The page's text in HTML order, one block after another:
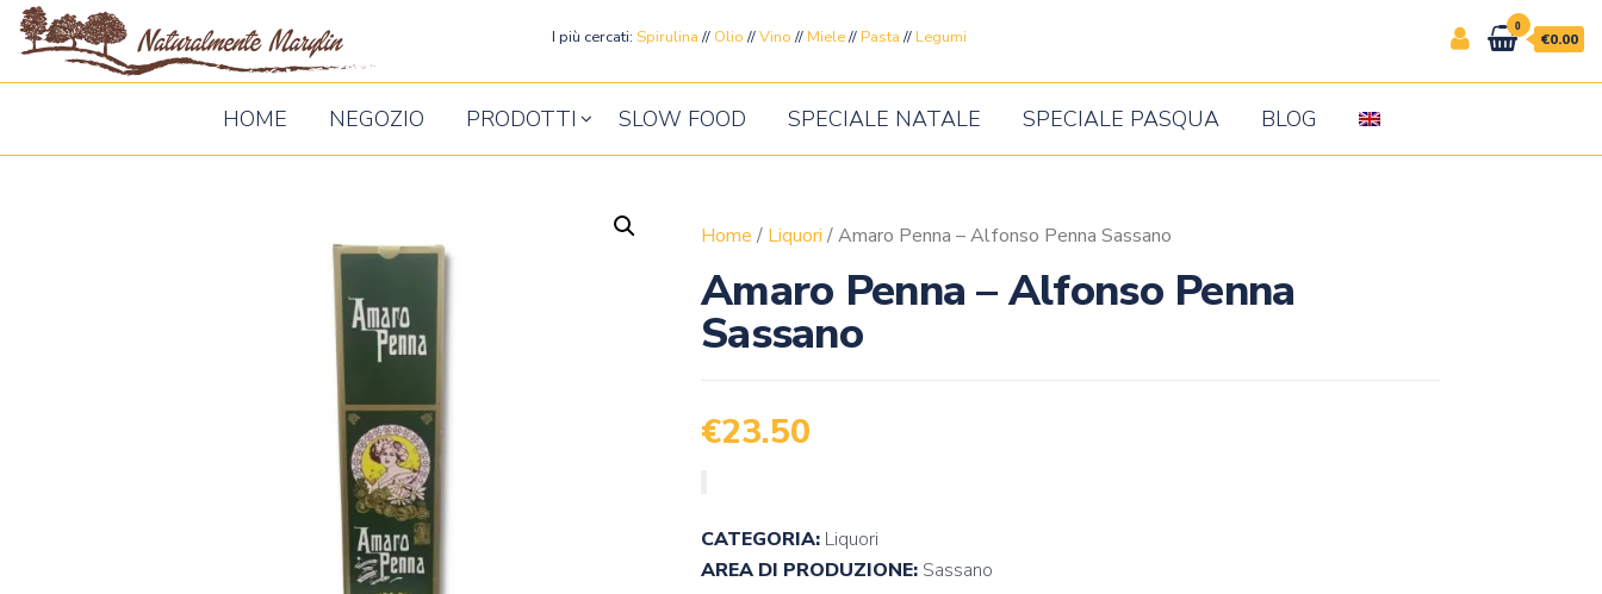
Naturalmente
I più cercati: Spirulina // Olio //Vino // Miele// Pasta // Legumi
0
€0.00
HOME NEGOZIO PRODOTTI SLOW FOOD SPECIALE NATALE SPECIALE PASQUA BLOG
Home / Liquori / Amaro Penna – Alfonso Penna Sassano
Amaro Penna – Alfonso Penna
Sassano
€23.50
CATEGORIA: Liquori
AREA DI PRODUZIONE: Sassano